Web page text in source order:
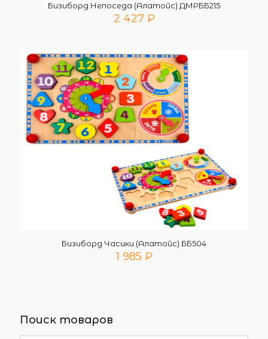
Бизиборд Непоседа (Алатойс) ДМРББ215
2 427 ₽
Бизиборд Часики (Алатойс) ББ504
1 985 ₽
Поиск товаров